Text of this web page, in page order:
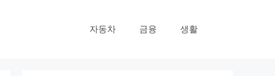
자동차 금융 생활